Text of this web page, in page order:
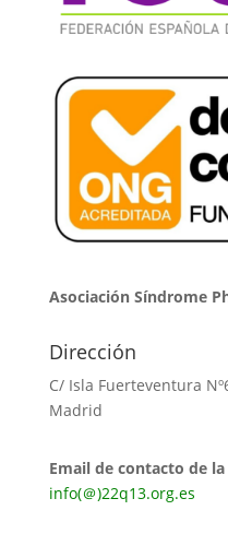
Asociación Síndrome
Dirección
C/ Isla Fuerteventura
Madrid
Email de contacto de
info(＠)22q13.org.es